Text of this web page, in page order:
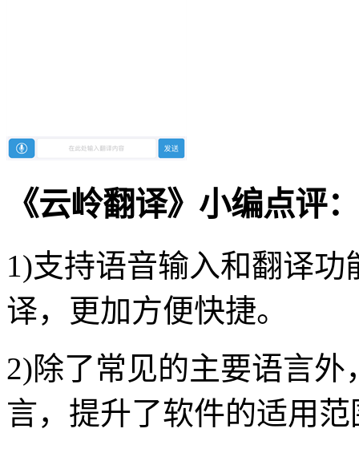
《云岭翻译》小编点评：
1)支持语音输入和翻译
译，更加方便快捷。
2)除了常见的主要语言
言，提升了软件的适用